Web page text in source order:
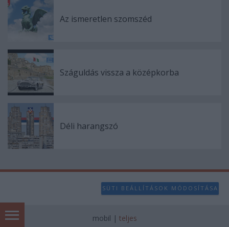
Az ismeretlen szomszéd
Száguldás vissza a középkorba
Déli harangszó
SÜTI BEÁLLÍTÁSOK MÓDOSÍTÁSA
mobil | teljes